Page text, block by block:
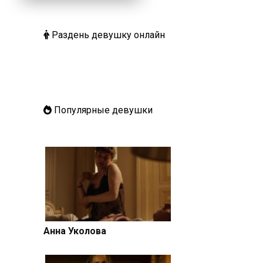
Раздень девушку онлайн
Популярные девушки
Анна Уколова